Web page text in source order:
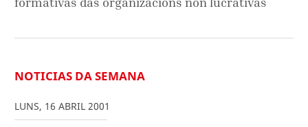
NOTICIAS DA SEMANA
LUNS, 16 ABRIL 2001